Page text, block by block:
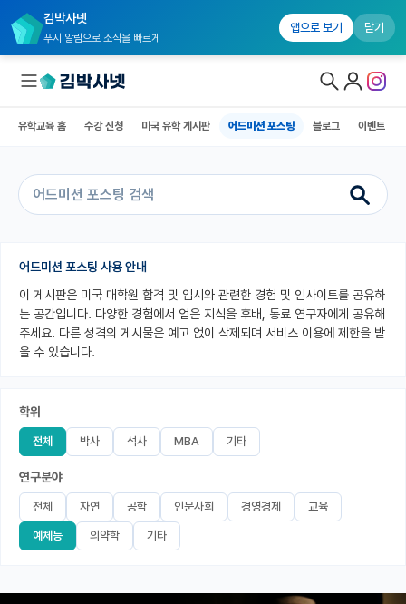
김박사넷
푸시 알림으로 소식을 빠르게
앱으로 보기 닫기
국내대학원 정보
커뮤니티
커리어
유학교육
미국 유학 게시판
어드미션 포스팅
블로그
이벤트
유학교육 홈 수강 신청 미국 유학 게시판 어드미션 포스팅 블로그 이벤트
유학교육 홈 어드미션 포스팅 블로그
어드미션 포스팅 사용 안내
이 게시판은 미국 대학원 합격 및 입시와 관련한 경험 및 인사이트를 공유하
는 공간입니다. 다양한 경험에서 얻은 지식을 후배, 동료 연구자에게 공유해
주세요. 다른 성격의 게시물은 예고 없이 삭제되며 서비스 이용에 제한을 받
을 수 있습니다.
학위
전체 박사 석사 MBA 기타
연구분야
전체 자연 공학 인문사회 경영경제 교육
예체능 의약학 기타